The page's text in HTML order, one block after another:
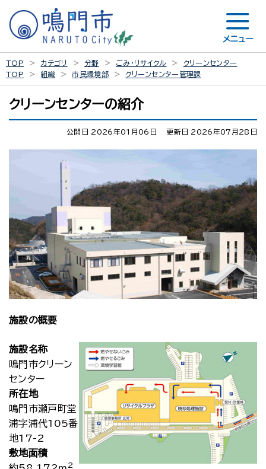
メニュー
TOP カテゴリ 分野 ごみ・リサイクル
クリーンセンター
TOP
組織 市民環境部 クリーンセンター管理課
クリーンセンターの紹介
公開日 2026年01月06日 更新日 2026年07月28日
施設の概要
施設名称
鳴門市クリーン
センター
所在地
鳴門市瀬戸町堂
浦字浦代105番
地17-2
敷地面積
2